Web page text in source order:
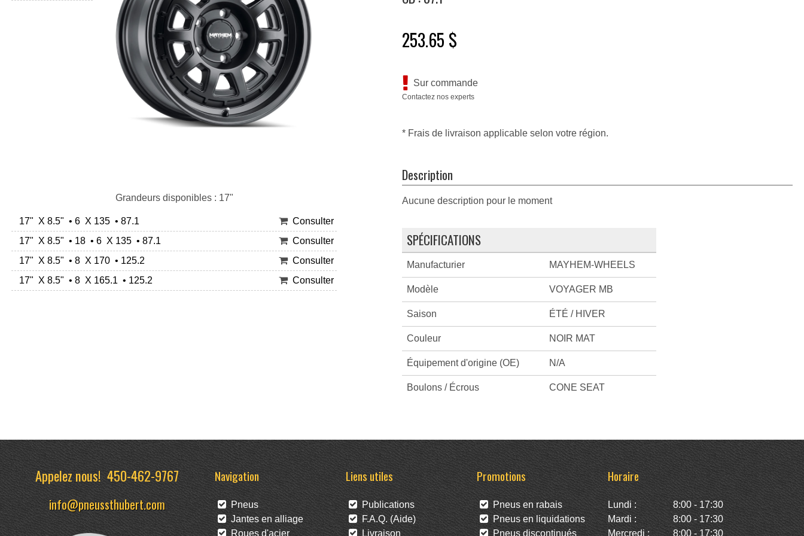
Grandeurs disponibles : 17"
17" X 8.5" • 6 X 135 • 87.1
Consulter
17" X 8.5" • 18 • 6 X 135 • 87.1
Consulter
17" X 8.5" • 8 X 170 • 125.2
Consulter
17" X 8.5" • 8 X 165.1 • 125.2
Consulter
253.65 $
Sur commande
Contactez nos experts
* Frais de livraison applicable selon votre région.
Description
Aucune description pour le moment
SPÉCIFICATIONS
Manufacturier MAYHEM-WHEELS
Modèle VOYAGER MB
Saison ÉTÉ / HIVER
Couleur NOIR MAT
Équipement d'origine (OE) N/A
Boulons / Écrous CONE SEAT
Appelez nous!450-462-9767
info@pneussthubert.com
Navigation
Pneus
Jantes en alliage
Roues d'acier
Liens utiles
Publications
F.A.Q. (Aide)
Livraison
Promotions
Pneus en rabais
Pneus en liquidations
Pneus discontinués
Horaire
Lundi :
8:00 - 17:30
Mardi :
8:00 - 17:30
Mercredi :
8:00 - 17:30